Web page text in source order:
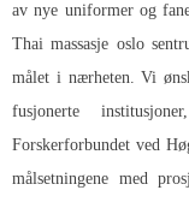
av nye uniformer og
Thai massasje oslo
målet i nærheten. Vi
fusjonerte
Forskerforbundet ved
målsetningene med